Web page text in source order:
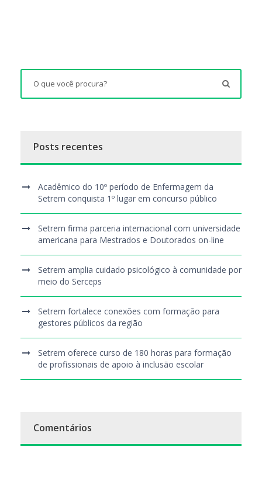
Posts recentes
Acadêmico do 10º período de Enfermagem da
Setrem conquista 1º lugar em concurso público
Setrem firma parceria internacional com universidade
americana para Mestrados e Doutorados on-line
Setrem amplia cuidado psicológico à comunidade por
meio do Serceps
Setrem fortalece conexões com formação para
gestores públicos da região
Setrem oferece curso de 180 horas para formação
de profissionais de apoio à inclusão escolar
Comentários